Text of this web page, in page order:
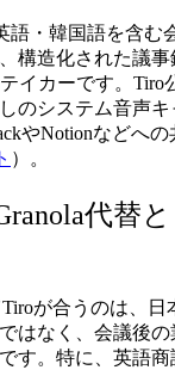
語・韓国語を含む
構造化された議
イカーです。Tiro
のシステム音声
やNotionなどへ
）。
代替
が合うのは、
はなく、会議後
す。特に、英語